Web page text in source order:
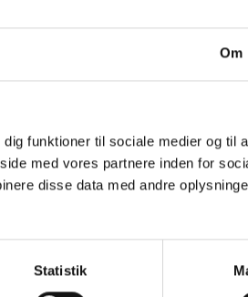
Om
funktioner til sociale medier og til
med vores partnere inden for
disse data med andre
Statistik